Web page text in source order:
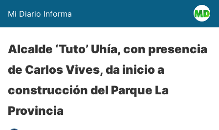
Mi Diario Informa
Alcalde ‘Tuto’ Uhía, con presencia
de Carlos Vives, da inicio a
construcción del Parque La
Provincia